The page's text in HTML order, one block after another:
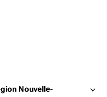
FENÊTRE
NOUVELLE FENÊTRE
UNE NOUVELLE FENÊTRE
DANS UNE NOUVELLE FENÊTRE
Nouvelle-